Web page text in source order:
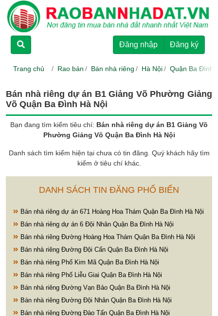
Đăng nhập Đăng ký
Trang chủ Rao bán Bán nhà riêng Hà Nội Quận Ba Đình
Bán nhà riêng dự án B1 Giảng Võ Phường Giảng
Võ Quận Ba Đình Hà Nội
Bạn đang tìm kiếm tiêu chí: Bán nhà riêng dự án B1 Giảng Võ
Phường Giảng Võ Quận Ba Đình Hà Nội
Danh sách tìm kiếm hiện tại chưa có tin đăng. Quý khách hãy tìm
kiếm ở tiêu chí khác.
DANH SÁCH TIN ĐĂNG PHỔ BIẾN
Bán nhà riêng dự án 671 Hoàng Hoa Thám Quận Ba Đình Hà Nội
Bán nhà riêng dự án 6 Đội Nhân Quận Ba Đình Hà Nội
Bán nhà riêng Đường Hoàng Hoa Thám Quận Ba Đình Hà Nội
Bán nhà riêng Đường Đội Cấn Quận Ba Đình Hà Nội
Bán nhà riêng Phố Kim Mã Quận Ba Đình Hà Nội
Bán nhà riêng Phố Liễu Giai Quận Ba Đình Hà Nội
Bán nhà riêng Đường Vạn Bảo Quận Ba Đình Hà Nội
Bán nhà riêng Đường Đội Nhân Quận Ba Đình Hà Nội
Bán nhà riêng Đường Đào Tấn Quận Ba Đình Hà Nội
TRANG CHỦ
CHO THUÊ
LIÊN HỆ